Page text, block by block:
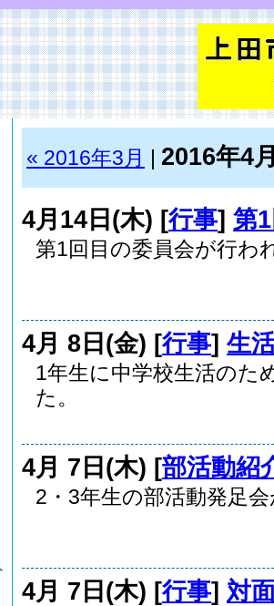
« 2016年3月 2016年4
4月14日(木) [行事] 第
第1回目の委員会が行わ
4月 8日(金) [行事] 生
1年生に中学校生活のた
た。
4月 7日(木) [部活動紹
2・3年生の部活動発足
4月 7日(木) [行事] 対